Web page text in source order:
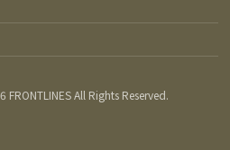
FRONTLINES All Rights Reserved.